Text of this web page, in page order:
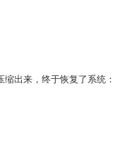
出来，终于恢复了系统：